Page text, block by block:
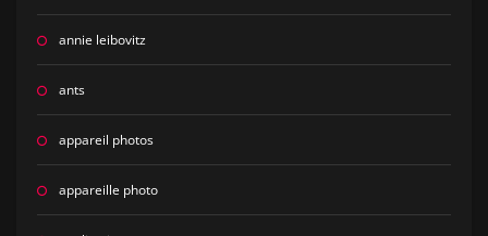
annie leibovitz
ants
appareil photos
appareille photo